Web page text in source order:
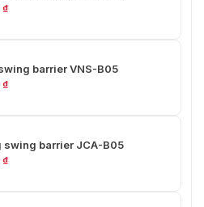
₫
barrier VNS-B05
₫
swing barrier JCA-B05
₫